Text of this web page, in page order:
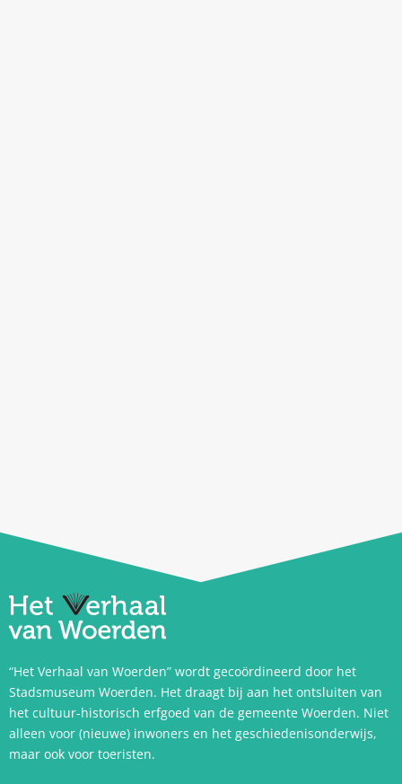
“Het Verhaal van Woerden” wordt gecoördineerd door het
Stadsmuseum Woerden. Het draagt bij aan het ontsluiten van
het cultuur-historisch erfgoed van de gemeente Woerden. Niet
alleen voor (nieuwe) inwoners en het geschiedenisonderwijs,
maar ook voor toeristen.